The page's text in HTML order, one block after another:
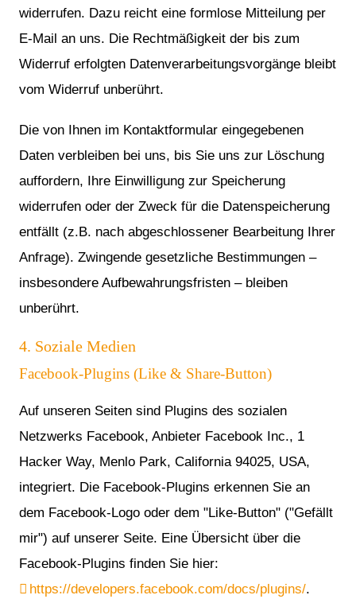
widerrufen. Dazu reicht eine formlose Mitteilung per
E-Mail an uns. Die Rechtmäßigkeit der bis zum
Widerruf erfolgten Datenverarbeitungsvorgänge bleibt
vom Widerruf unberührt.
Die von Ihnen im Kontaktformular eingegebenen
Daten verbleiben bei uns, bis Sie uns zur Löschung
auffordern, Ihre Einwilligung zur Speicherung
widerrufen oder der Zweck für die Datenspeicherung
entfällt (z.B. nach abgeschlossener Bearbeitung Ihrer
Anfrage). Zwingende gesetzliche Bestimmungen –
insbesondere Aufbewahrungsfristen – bleiben
unberührt.
4. Soziale Medien
Facebook-Plugins (Like & Share-Button)
Auf unseren Seiten sind Plugins des sozialen
Netzwerks Facebook, Anbieter Facebook Inc., 1
Hacker Way, Menlo Park, California 94025, USA,
integriert. Die Facebook-Plugins erkennen Sie an
dem Facebook-Logo oder dem "Like-Button" ("Gefällt
mir") auf unserer Seite. Eine Übersicht über die
Facebook-Plugins finden Sie hier:
https://developers.facebook.com/docs/plugins/.